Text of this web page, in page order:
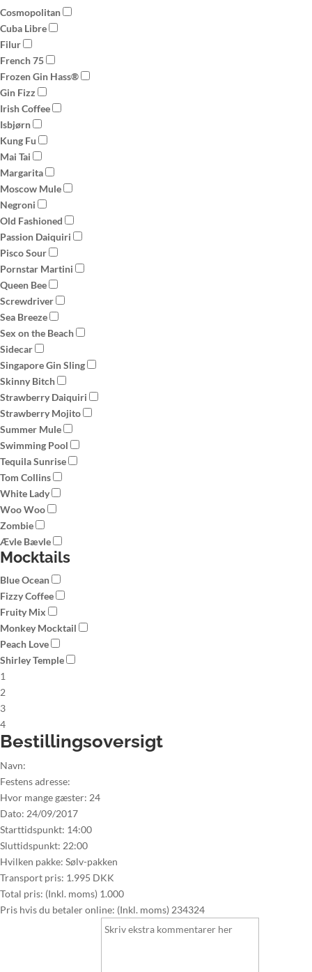
Cosmopolitan
Cuba Libre
Filur
French 75
Frozen Gin Hass®
Gin Fizz
Irish Coffee
Isbjørn
Kung Fu
Mai Tai
Margarita
Moscow Mule
Negroni
Old Fashioned
Passion Daiquiri
Pisco Sour
Pornstar Martini
Queen Bee
Screwdriver
Sea Breeze
Sex on the Beach
Sidecar
Singapore Gin Sling
Skinny Bitch
Strawberry Daiquiri
Strawberry Mojito
Summer Mule
Swimming Pool
Tequila Sunrise
Tom Collins
White Lady
Woo Woo
Zombie
Ævle Bævle
Mocktails
Blue Ocean
Fizzy Coffee
Fruity Mix
Monkey Mocktail
Peach Love
Shirley Temple
1
2
3
4
Bestillingsoversigt
Navn:
Festens adresse:
Hvor mange gæster: 24
Dato: 24/09/2017
Starttidspunkt: 14:00
Sluttidspunkt: 22:00
Hvilken pakke: Sølv-pakken
Transport pris: 1.995 DKK
Total pris: (Inkl. moms) 1.000
Pris hvis du betaler online: (Inkl. moms) 234324